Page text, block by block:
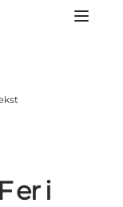
er i